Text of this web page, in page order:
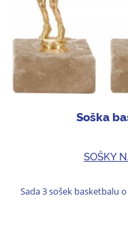
Soška
SOŠKY
Sada 3 sošek basketbalu